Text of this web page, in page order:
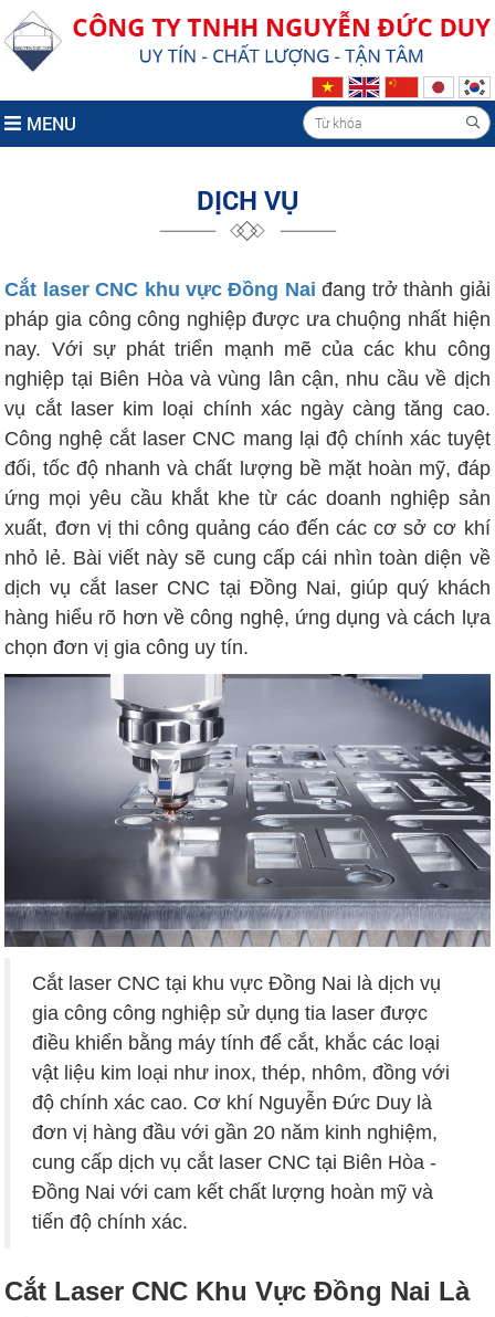
MENU
DỊCH VỤ
Cắt laser CNC khu vực Đồng Nai đang trở thành giải
pháp gia công công nghiệp được ưa chuộng nhất hiện
nay. Với sự phát triển mạnh mẽ của các khu công
nghiệp tại Biên Hòa và vùng lân cận, nhu cầu về dịch
vụ cắt laser kim loại chính xác ngày càng tăng cao.
Công nghệ cắt laser CNC mang lại độ chính xác tuyệt
đối, tốc độ nhanh và chất lượng bề mặt hoàn mỹ, đáp
ứng mọi yêu cầu khắt khe từ các doanh nghiệp sản
xuất, đơn vị thi công quảng cáo đến các cơ sở cơ khí
nhỏ lẻ. Bài viết này sẽ cung cấp cái nhìn toàn diện về
dịch vụ cắt laser CNC tại Đồng Nai, giúp quý khách
hàng hiểu rõ hơn về công nghệ, ứng dụng và cách lựa
chọn đơn vị gia công uy tín.
Cắt laser CNC tại khu vực Đồng Nai là dịch vụ
gia công công nghiệp sử dụng tia laser được
điều khiển bằng máy tính để cắt, khắc các loại
vật liệu kim loại như inox, thép, nhôm, đồng với
độ chính xác cao. Cơ khí Nguyễn Đức Duy là
đơn vị hàng đầu với gần 20 năm kinh nghiệm,
cung cấp dịch vụ cắt laser CNC tại Biên Hòa -
Đồng Nai với cam kết chất lượng hoàn mỹ và
tiến độ chính xác.
Cắt Laser CNC Khu Vực Đồng Nai Là